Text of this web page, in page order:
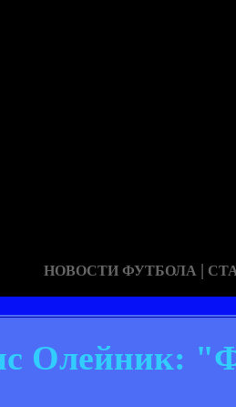
НОВОСТИ ФУТБОЛА |
Олейник: